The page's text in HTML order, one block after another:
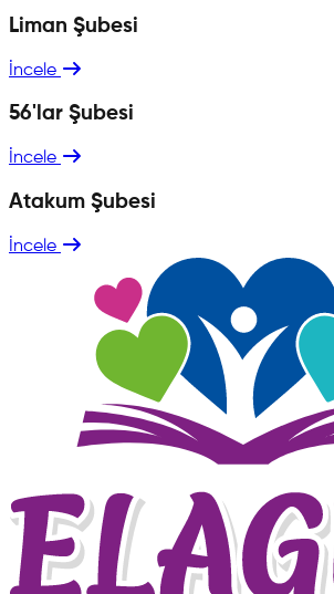
Liman Şubesi
İncele
56'lar Şubesi
İncele
Atakum Şubesi
İncele